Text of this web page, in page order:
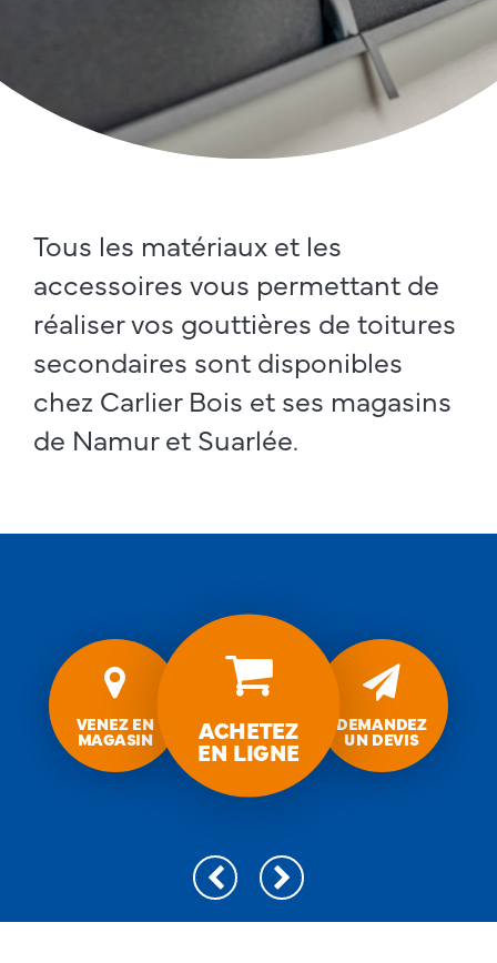
Tous les matériaux et les
accessoires vous permettant de
réaliser vos gouttières de toitures
secondaires sont disponibles
chez Carlier Bois et ses magasins
de Namur et Suarlée.
Venez
en
magasin
VENEZ EN
MAGASIN
Gouttières
accessoires
ACHETEZ
EN LIGNE
Demandez
un
devis
DEMANDEZ
UN DEVIS